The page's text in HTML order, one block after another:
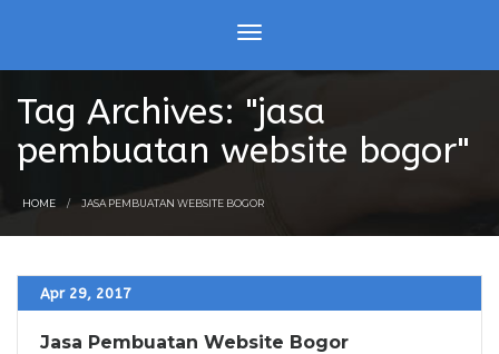
Tag Archives: "jasa
pembuatan website bogor"
HOME JASA PEMBUATAN WEBSITE BOGOR
Apr 29, 2017
Jasa Pembuatan Website Bogor